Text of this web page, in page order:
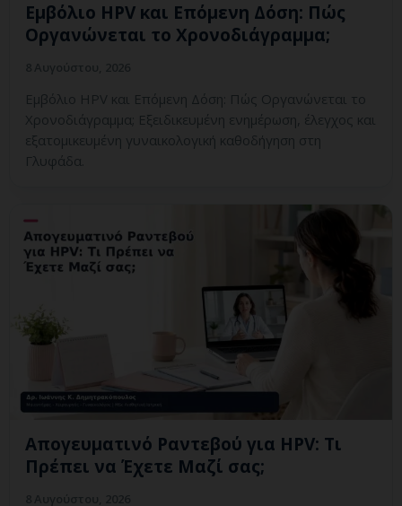
Εμβόλιο HPV και Επόμενη Δόση: Πώς
Οργανώνεται το Χρονοδιάγραμμα;
Εμβόλιο HPV και Επόμενη Δόση: Πώς Οργανώνεται το
Χρονοδιάγραμμα; Εξειδικευμένη ενημέρωση, έλεγχος και
εξατομικευμένη γυναικολογική καθοδήγηση στη
Γλυφάδα.
Απογευματινό Ραντεβού για HPV: Τι
Πρέπει να Έχετε Μαζί σας;